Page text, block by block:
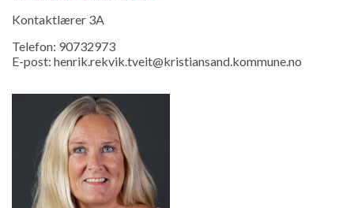
Kontaktlærer 3A
Telefon: 90732973
E-post: henrik.rekvik.tveit@kristiansand.kommune.no